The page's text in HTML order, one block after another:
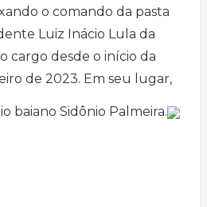
o comando da pasta
Luiz Inácio Lula da
cargo desde o início da
de 2023. Em seu lugar,
baiano Sidônio Palmeira.